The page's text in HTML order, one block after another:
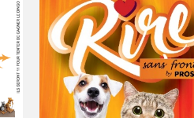
FRONTIERES
2024